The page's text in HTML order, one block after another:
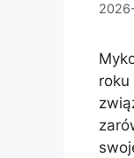
roku